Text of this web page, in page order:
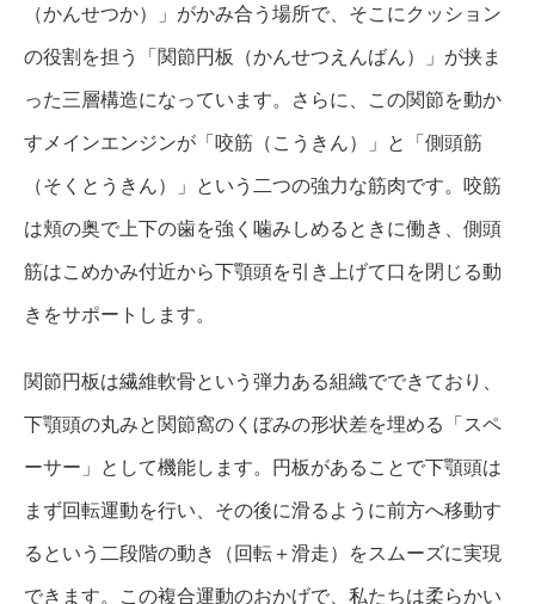
（かんせつか）」がかみ合う場所で、そこにクッション
の役割を担う「関節円板（かんせつえんばん）」が挟ま
った三層構造になっています。さらに、この関節を動か
すメインエンジンが「咬筋（こうきん）」と「側頭筋
（そくとうきん）」という二つの強力な筋肉です。咬筋
は頬の奥で上下の歯を強く噛みしめるときに働き、側頭
筋はこめかみ付近から下顎頭を引き上げて口を閉じる動
きをサポートします。
関節円板は繊維軟骨という弾力ある組織でできており、
下顎頭の丸みと関節窩のくぼみの形状差を埋める「スペ
ーサー」として機能します。円板があることで下顎頭は
まず回転運動を行い、その後に滑るように前方へ移動す
るという二段階の動き（回転＋滑走）をスムーズに実現
できます。この複合運動のおかげで、私たちは柔らかい